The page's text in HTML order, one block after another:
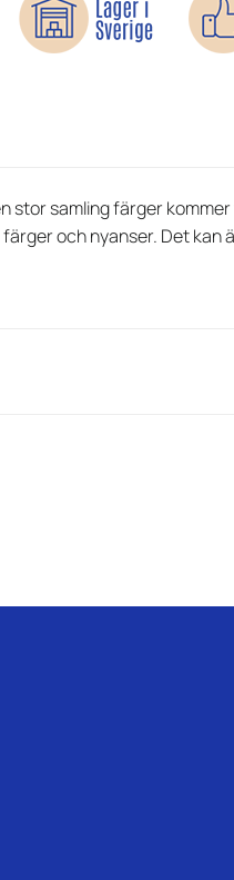
stor samling färger
och nyanser. Det kan